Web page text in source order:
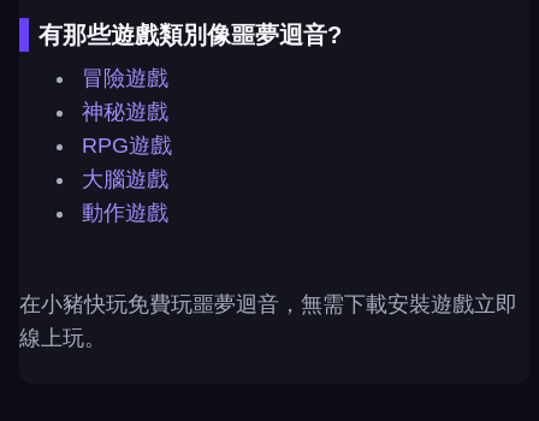
有那些遊戲類別像噩夢迴音?
冒險遊戲
神秘遊戲
RPG遊戲
大腦遊戲
動作遊戲
在小豬快玩免費玩噩夢迴音，無需下載安裝遊戲立即
線上玩。